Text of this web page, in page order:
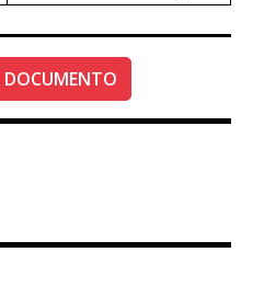
DOCUMENTO